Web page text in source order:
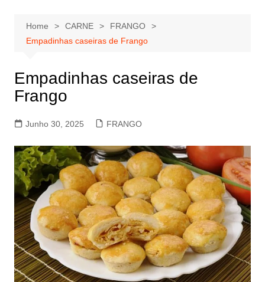
Home CARNE
FRANGO
Empadinhas caseiras de Frango
Empadinhas caseiras de
Frango
Junho 30, 2025 FRANGO